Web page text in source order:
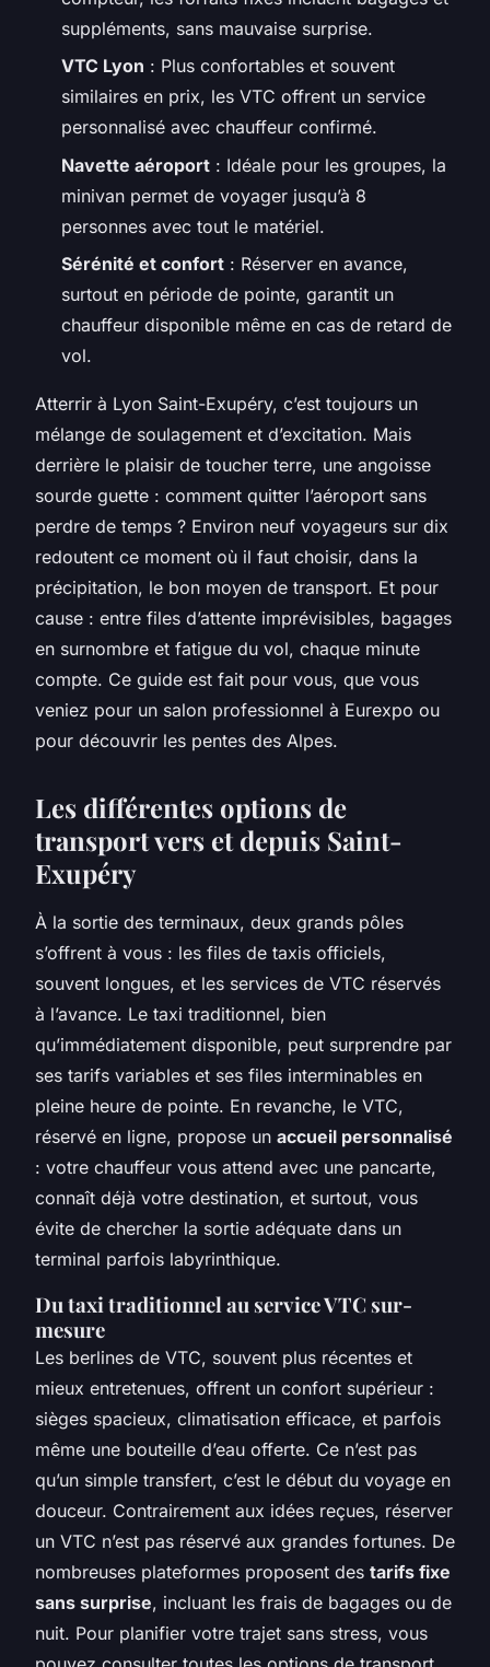
suppléments, sans mauvaise surprise.
VTC Lyon : Plus confortables et souvent
similaires en prix, les VTC offrent un service
personnalisé avec chauffeur confirmé.
Navette aéroport : Idéale pour les groupes, la
minivan permet de voyager jusqu’à 8
personnes avec tout le matériel.
Sérénité et confort : Réserver en avance,
surtout en période de pointe, garantit un
chauffeur disponible même en cas de retard de
vol.
Atterrir à Lyon Saint-Exupéry, c’est toujours un
mélange de soulagement et d’excitation. Mais
derrière le plaisir de toucher terre, une angoisse
sourde guette : comment quitter l’aéroport sans
perdre de temps ? Environ neuf voyageurs sur dix
redoutent ce moment où il faut choisir, dans la
précipitation, le bon moyen de transport. Et pour
cause : entre files d’attente imprévisibles, bagages
en surnombre et fatigue du vol, chaque minute
compte. Ce guide est fait pour vous, que vous
veniez pour un salon professionnel à Eurexpo ou
pour découvrir les pentes des Alpes.
Les différentes options de
transport vers et depuis Saint-
Exupéry
À la sortie des terminaux, deux grands pôles
s’offrent à vous : les files de taxis officiels,
souvent longues, et les services de VTC réservés
à l’avance. Le taxi traditionnel, bien
qu’immédiatement disponible, peut surprendre par
ses tarifs variables et ses files interminables en
pleine heure de pointe. En revanche, le VTC,
réservé en ligne, propose un accueil personnalisé
: votre chauffeur vous attend avec une pancarte,
connaît déjà votre destination, et surtout, vous
évite de chercher la sortie adéquate dans un
terminal parfois labyrinthique.
Du taxi traditionnel au service VTC sur-
mesure
Les berlines de VTC, souvent plus récentes et
mieux entretenues, offrent un confort supérieur :
sièges spacieux, climatisation efficace, et parfois
même une bouteille d’eau offerte. Ce n’est pas
qu’un simple transfert, c’est le début du voyage en
douceur. Contrairement aux idées reçues, réserver
un VTC n’est pas réservé aux grandes fortunes. De
nombreuses plateformes proposent des tarifs fixe
sans surprise, incluant les frais de bagages ou de
nuit. Pour planifier votre trajet sans stress, vous